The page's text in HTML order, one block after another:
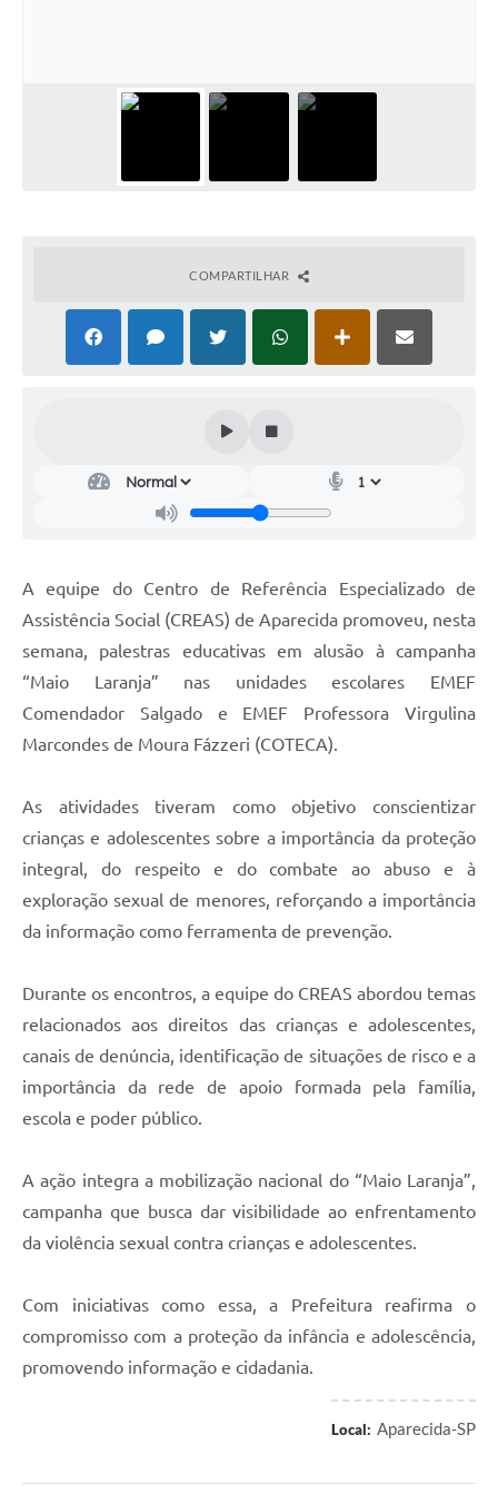
Carta de Serviços
Contas Públicas
Notícias
FAQ
COMPARTILHAR
A equipe do Centro de Referência Especializado de
Assistência Social (CREAS) de Aparecida promoveu, nesta
semana, palestras educativas em alusão à campanha
“Maio Laranja” nas unidades escolares EMEF
Comendador Salgado e EMEF Professora Virgulina
Marcondes de Moura Fázzeri (COTECA).
As atividades tiveram como objetivo conscientizar
crianças e adolescentes sobre a importância da proteção
integral, do respeito e do combate ao abuso e à
exploração sexual de menores, reforçando a importância
da informação como ferramenta de prevenção.
Durante os encontros, a equipe do CREAS abordou temas
relacionados aos direitos das crianças e adolescentes,
canais de denúncia, identificação de situações de risco e a
importância da rede de apoio formada pela família,
escola e poder público.
A ação integra a mobilização nacional do “Maio Laranja”,
campanha que busca dar visibilidade ao enfrentamento
da violência sexual contra crianças e adolescentes.
Com iniciativas como essa, a Prefeitura reafirma o
compromisso com a proteção da infância e adolescência,
promovendo informação e cidadania.
Local: Aparecida-SP